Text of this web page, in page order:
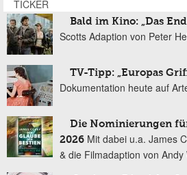
TICKER
Bald im Kino: „Das
Scotts Adaption von Peter
TV-Tipp: „Europas
Dokumentation heute auf
Die Nominierungen
2026 Mit dabei u.a. James
& die Filmadaption von Andy